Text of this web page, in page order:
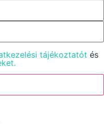
tájékoztatót és